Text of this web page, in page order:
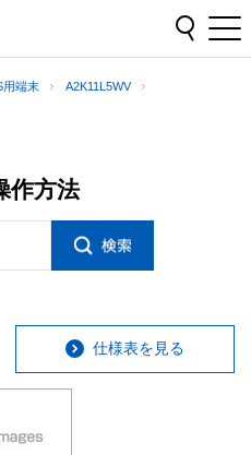
用端末
A2K11L5WV
作方法
仕様表を見る